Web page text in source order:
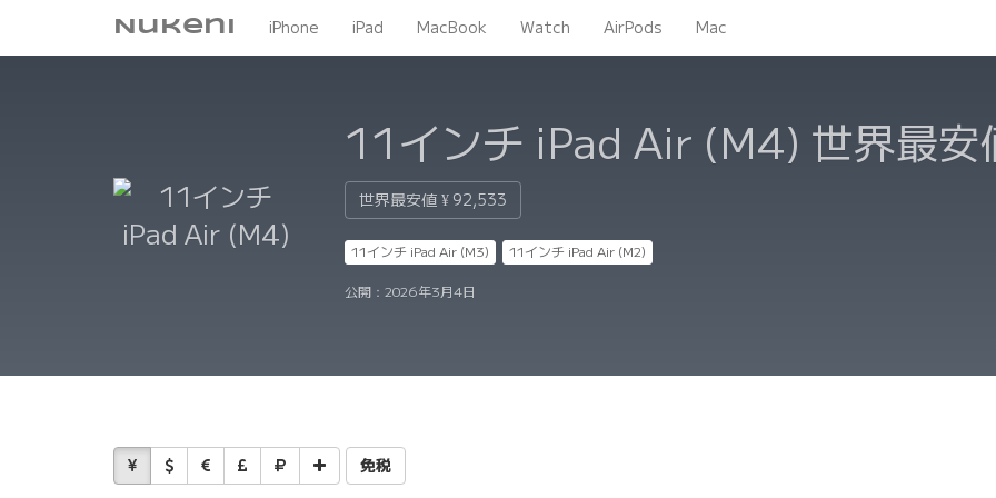
Nukeni iPhone iPad MacBook Watch AirPods Mac
11インチ iPad Air (M4) 世界最安
世界最安値 ¥ 92,533
11インチ iPad Air (M3) 11インチ iPad Air (M2)
公開： 2026年3月4日
免税